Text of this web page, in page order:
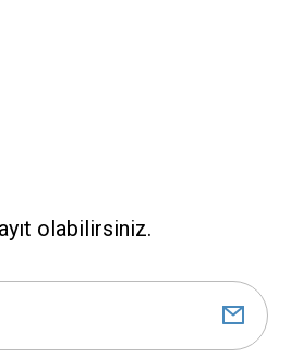
olabilirsiniz.